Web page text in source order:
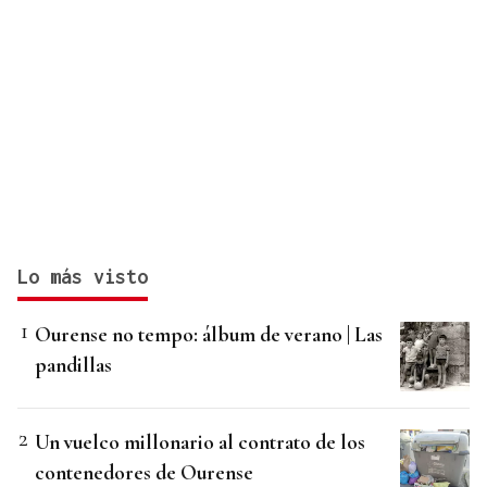
Lo más visto
Ourense no tempo: álbum de verano | Las
pandillas
Un vuelco millonario al contrato de los
contenedores de Ourense